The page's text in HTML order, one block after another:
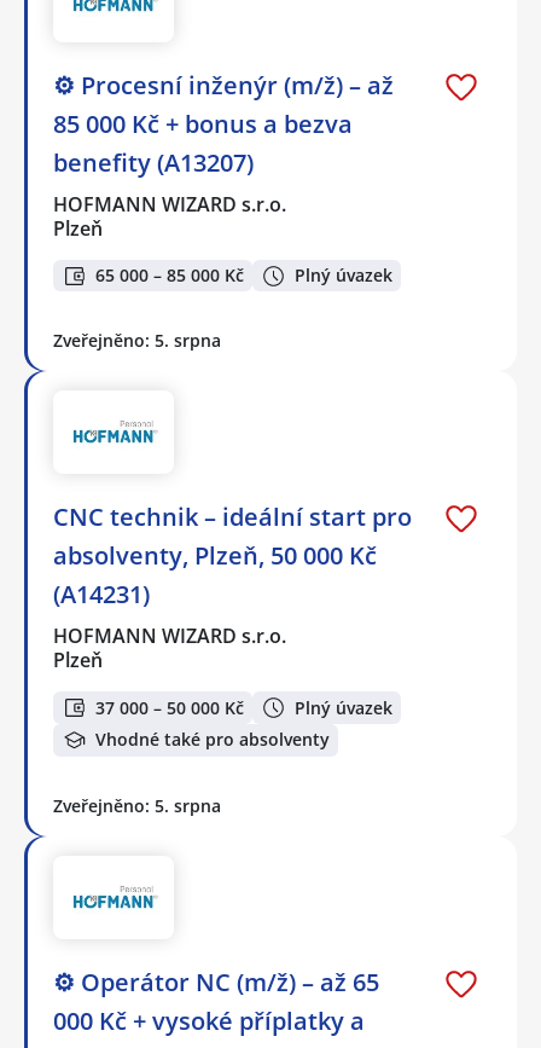
⚙️ Procesní inženýr (m/ž) – až
85 000 Kč + bonus a bezva
benefity (A13207)
HOFMANN WIZARD s.r.o.
Plzeň
65 000 – 85 000 Kč Plný úvazek
Zveřejněno: 5. srpna
CNC technik – ideální start pro
absolventy, Plzeň, 50 000 Kč
(A14231)
HOFMANN WIZARD s.r.o.
Plzeň
37 000 – 50 000 Kč
Plný úvazek
Vhodné také pro absolventy
Zveřejněno: 5. srpna
⚙️ Operátor NC (m/ž) – až 65
000 Kč + vysoké příplatky a